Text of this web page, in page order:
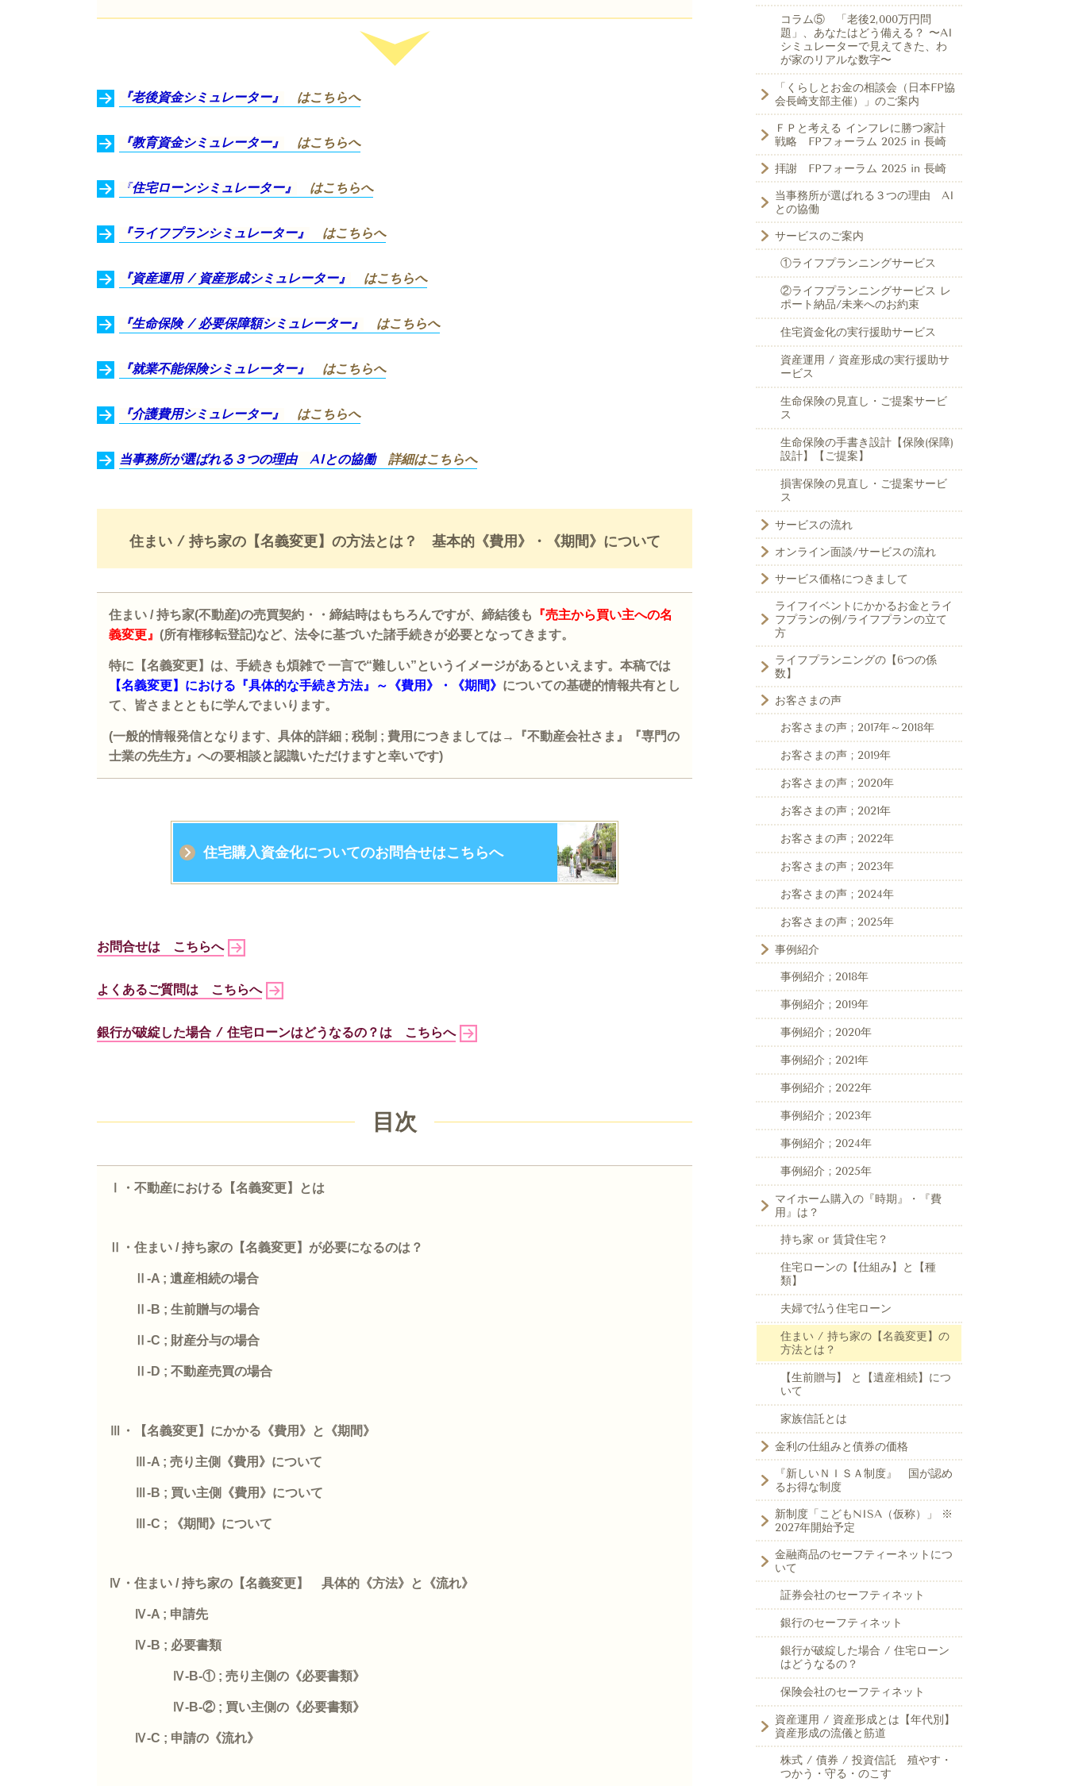
『老後資金シミュレーター』 はこちらへ
『教育資金シミュレーター』 はこちらへ
『住宅ローンシミュレーター』 はこちらへ
『ライフプランシミュレーター』 はこちらへ
『資産運用 / 資産形成シミュレーター』 はこちらへ
『生命保険 / 必要保障額シミュレーター』 はこちらへ
『就業不能保険シミュレーター』 はこちらへ
『介護費用シミュレーター』 はこちらへ
当事務所が選ばれる３つの理由 AIとの協働詳細はこちらへ
住まい / 持ち家の【名義変更】の方法とは？ 基本的《費用》・《期間》について
住まい /持ち家(不動産)の売買契約・・締結時はもちろんですが、締結後も
『売主から買い主への名
義変更』 (所有権移転登記)など、法令に基づいた諸手続きが必要となってきます。
特に【名義変更】は、手続きも煩雑で 一言で“難しい”というイメージがあるといえます。本稿では
【名義変更】における『具体的な手続き方法』～《費用》・《期間》 についての基礎的情報共有とし
て、皆さまとともに学んでまいります。
(一般的情報発信となります、具体的詳細 ; 税制 ; 費用につきましては→『不動産会社さま』『専門の
士業の先生方』への要相談と認識いただけますと幸いです)
住宅購入資金化についてのお問合せはこちらへ
お問合せは こちらへ
よくあるご質問は こちらへ
銀行が破綻した場合 / 住宅ローンはどうなるの？は こちらへ
目次
Ⅰ・不動産における【名義変更】とは
Ⅱ・住まい /持ち家の【名義変更】が必要になるのは？
-A ; 遺産相続の場合
-B ; 生前贈与の場合
-C ; 財産分与の場合
-D ; 不動産売買の場合
Ⅲ・【名義変更】にかかる《費用》と《期間》
-A ; 売り主側《費用》について
-B ; 買い主側《費用》について
-C ; 《期間》について
Ⅳ・住まい /持ち家の【名義変更】 具体的《方法》と《流れ》
Ⅳ-A ; 申請先
Ⅳ-B ; 必要書類
Ⅳ-B-① ; 売り主側の《必要書類》
Ⅳ-B-② ; 買い主側の《必要書類》
Ⅳ-C ; 申請の《流れ》
コラム⑤ 「老後2,000万円問
題」、あなたはどう備える？ 〜AI
シミュレーターで見えてきた、わ
が家のリアルな数字〜
「くらしとお金の相談会（日本FP協
会長崎支部主催）」のご案内
ＦＰと考える インフレに勝つ家計
戦略 FPフォーラム 2025 in 長崎
拝謝 FPフォーラム 2025 in 長崎
当事務所が選ばれる３つの理由 AI
との協働
サービスのご案内
①ライフプランニングサービス
②ライフプランニングサービス レ
ポート納品/未来へのお約束
住宅資金化の実行援助サービス
資産運用 / 資産形成の実行援助サ
ービス
生命保険の見直し・ご提案サービ
ス
生命保険の手書き設計【保険(保障)
設計】【ご提案】
損害保険の見直し・ご提案サービ
ス
サービスの流れ
オンライン面談/サービスの流れ
サービス価格につきまして
ライフイベントにかかるお金とライ
フプランの例/ライフプランの立て
方
ライフプランニングの【6つの係
数】
お客さまの声
お客さまの声 ; 2017年～2018年
お客さまの声 ; 2019年
お客さまの声 ; 2020年
お客さまの声 ; 2021年
お客さまの声 ; 2022年
お客さまの声 ; 2023年
お客さまの声 ; 2024年
お客さまの声 ; 2025年
事例紹介
事例紹介 ; 2018年
事例紹介 ; 2019年
事例紹介 ; 2020年
事例紹介 ; 2021年
事例紹介 ; 2022年
事例紹介 ; 2023年
事例紹介 ; 2024年
事例紹介 ; 2025年
マイホーム購入の『時期』・『費
用』は？
持ち家 or 賃貸住宅？
住宅ローンの【仕組み】と【種
類】
夫婦で払う住宅ローン
住まい / 持ち家の【名義変更】の
方法とは？
【生前贈与】 と【遺産相続】につ
いて
家族信託とは
金利の仕組みと債券の価格
『新しいＮＩＳＡ制度』 国が認め
るお得な制度
新制度「こどもNISA（仮称）」 ※
2027年開始予定
金融商品のセーフティーネットにつ
いて
証券会社のセーフティネット
銀行のセーフティネット
銀行が破綻した場合 / 住宅ローン
はどうなるの？
保険会社のセーフティネット
資産運用 / 資産形成とは【年代別】
資産形成の流儀と筋道
株式 / 債券 / 投資信託 殖やす・
つかう・守る・のこす